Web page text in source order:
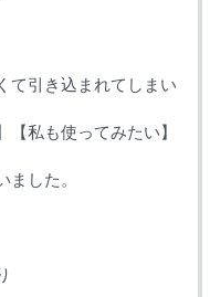
て引き込まれてしまい
私も使ってみたい】
ました。